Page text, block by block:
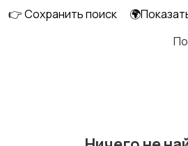
👉 Сохранить поиск